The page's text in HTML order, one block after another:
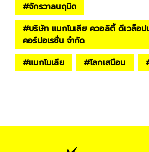
#จักรวาลนฤมิต
#บริษัท แมกโนเลีย ควอลิตี้ ดีเวล็อป
คอร์ปอเรชั่น จำกัด
#แมกโนเลีย #โลกเสมือน
#INNOVATION #Crown